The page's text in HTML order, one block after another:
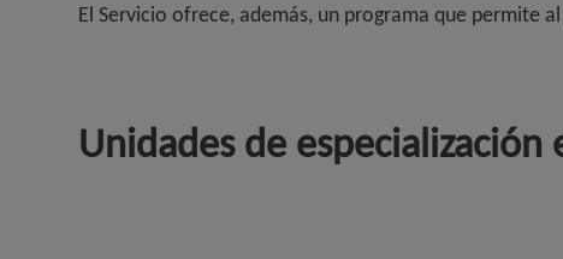
El Servicio ofrece, además, un programa que permite
Unidades de